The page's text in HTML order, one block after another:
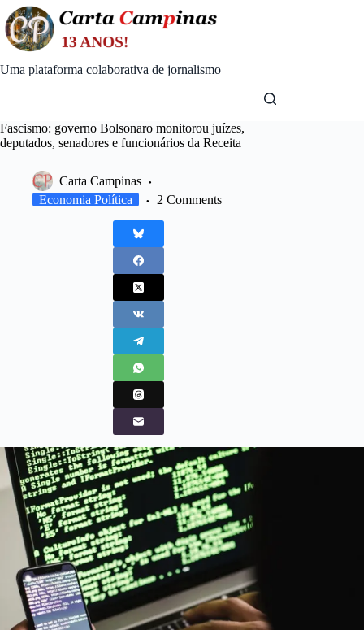
Skip
to
content
Uma plataforma colaborativa de jornalismo
Fascismo: governo Bolsonaro monitorou juízes,
deputados, senadores e funcionários da Receita
Carta Campinas
Economia Política
2 Comments